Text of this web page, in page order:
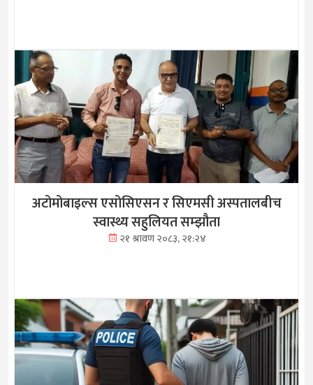
अटोमोबाइल्स एसोसिएसन र सिएमसी अस्पतालबीच
स्वास्थ्य सहुलियत सम्झौता
२१ श्रावण २०८३, २१:२४